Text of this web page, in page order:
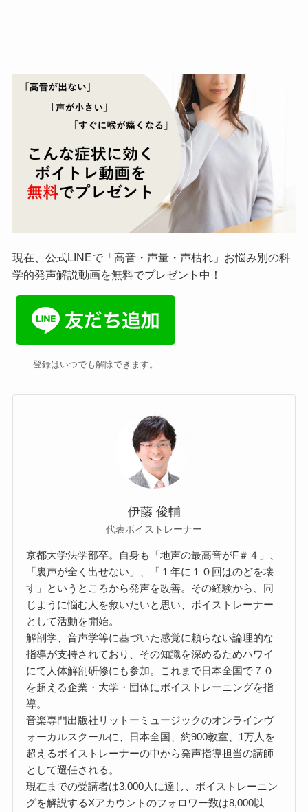
現在、公式LINEで「高音・声量・声枯れ」お悩み別の科
学的発声解説動画を無料でプレゼント中！
登録はいつでも解除できます。
伊藤 俊輔
代表ボイストレーナー
京都大学法学部卒。自身も「地声の最高音がF＃４」、
「裏声が全く出せない」、「１年に１０回はのどを壊
す」というところから発声を改善。その経験から、同
じように悩む人を救いたいと思い、ボイストレーナー
として活動を開始。
解剖学、音声学等に基づいた感覚に頼らない論理的な
指導が支持されており、その知識を深めるためハワイ
にて人体解剖研修にも参加。これまで日本全国で７０
を超える企業・大学・団体にボイストレーニングを指
導。
音楽専門出版社リットーミュージックのオンラインヴ
ォーカルスクールに、日本全国、約900教室、1万人を
超えるボイストレーナーの中から発声指導担当の講師
として選任される。
現在までの受講者は3,000人に達し、ボイストレーニン
グを解説するXアカウントのフォロワー数は8,000以